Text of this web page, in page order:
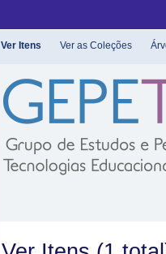
Ver Itens Ver as Coleções